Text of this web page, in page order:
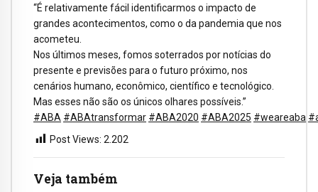
Veja também
“É relativamente fácil identificarmos o impacto de
grandes acontecimentos, como o da pandemia que nos
acometeu.
Nos últimos meses, fomos soterrados por notícias do
presente e previsões para o futuro próximo, nos
cenários humano, econômico, científico e tecnológico.
Mas esses não são os únicos olhares possíveis.”
#ABA #ABAtransformar #ABA2020 #ABA2025 #weareaba
Post Views: 2.202